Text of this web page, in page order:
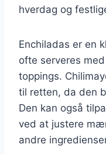
hverdag og
Enchiladas er en
ofte serveres
toppings.
til retten, da den
Den kan også
ved at justere
andre